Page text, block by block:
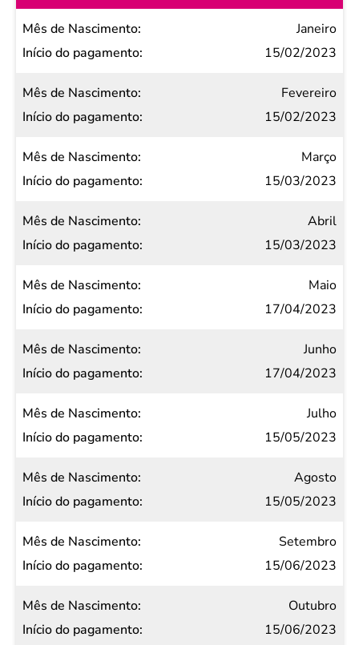
Mês de
Nascimento
pagamento
Janeiro
15/02/2023
Fevereiro
15/02/2023
Março
15/03/2023
Abril
15/03/2023
Maio
17/04/2023
Junho
17/04/2023
Julho
15/05/2023
Agosto
15/05/2023
Setembro
15/06/2023
Outubro
15/06/2023